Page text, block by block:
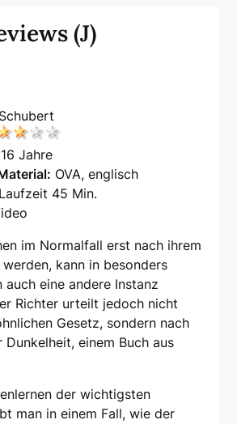
(J)
Jahre
OVA, englisch
45 Min.
im Normalfall erst nach ihrem
kann in besonders
auch eine andere Instanz
Richter urteilt jedoch nicht
Gesetz, sondern nach
Dunkelheit, einem Buch aus
der wichtigsten
man in einem Fall, wie der